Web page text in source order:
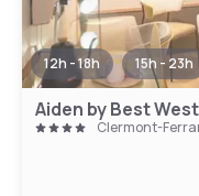
12h - 18h 15h - 23h
Clermont-